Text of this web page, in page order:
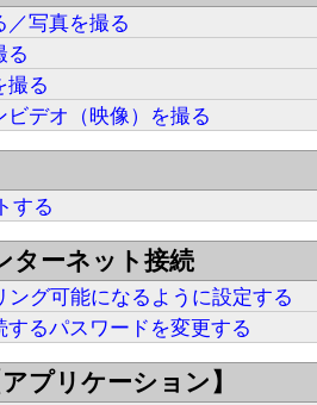
／写真を撮る
る
撮る
ビデオ（映像）を撮る
する
ターネット接続
ング可能になるように設定する
するパスワードを変更する
プリケーション】